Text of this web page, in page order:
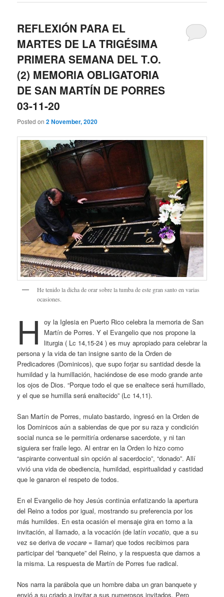
REFLEXIÓN PARA EL
MARTES DE LA TRIGÉSIMA
PRIMERA SEMANA DEL T.O.
(2) MEMORIA OBLIGATORIA
DE SAN MARTÍN DE PORRES
03-11-20
Posted on2 November, 2020
He tenido la dicha de orar sobre la tumba de este gran santo en varias
ocasiones.
H
oy la Iglesia en Puerto Rico celebra la memoria de San
Martín de Porres. Y el Evangelio que nos propone la
liturgia ( Lc 14,15-24 ) es muy apropiado para celebrar la
persona y la vida de tan insigne santo de la Orden de
Predicadores (Dominicos), que supo forjar su santidad desde la
humildad y la humillación, haciéndose de ese modo grande ante
los ojos de Dios. “Porque todo el que se enaltece será humillado,
y el que se humilla será enaltecido” (Lc 14,11).
San Martín de Porres, mulato bastardo, ingresó en la Orden de
los Dominicos aún a sabiendas de que por su raza y condición
social nunca se le permitiría ordenarse sacerdote, y ni tan
siguiera ser fraile lego. Al entrar en la Orden lo hizo como
“aspirante conventual sin opción al sacerdocio”, “donado”. Allí
vivió una vida de obediencia, humildad, espiritualidad y castidad
que le ganaron el respeto de todos.
En el Evangelio de hoy Jesús continúa enfatizando la apertura
del Reino a todos por igual, mostrando su preferencia por los
más humildes. En esta ocasión el mensaje gira en torno a la
invitación, al llamado, a la vocación (de latín vocatio, que a su
vez se deriva de vocare = llamar) que todos recibimos para
participar del “banquete” del Reino, y la respuesta que damos a
la misma. La respuesta de Martín de Porres fue radical.
Nos narra la parábola que un hombre daba un gran banquete y
envió a su criado a invitar a sus numerosos invitados. Pero